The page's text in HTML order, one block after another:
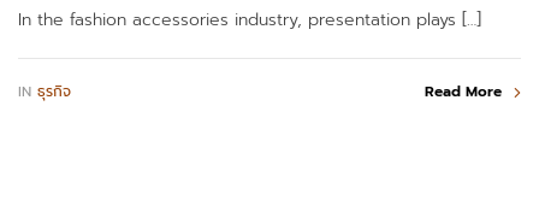
In the fashion accessories industry, presentation plays […]
IN ธุรกิจ Read More